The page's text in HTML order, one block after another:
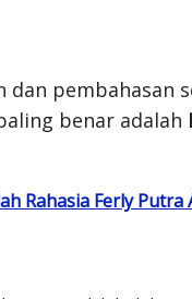
dan pembahasan
benar adalah
Rahasia Ferly